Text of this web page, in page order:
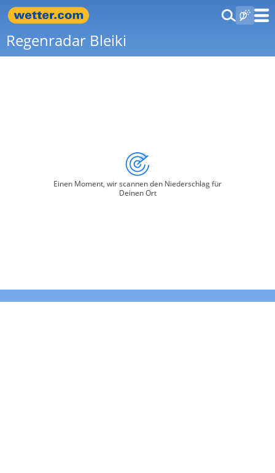
Regenradar Bleiki
Einen Moment, wir scannen den Niederschlag für
Deinen Ort